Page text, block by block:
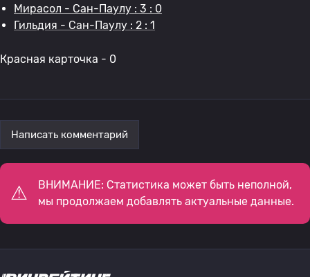
Мирасол - Сан-Паулу : 3 : 0
Гильдия - Сан-Паулу : 2 : 1
Красная карточка - 0
Написать комментарий
ВНИМАНИЕ: Статистика может быть неполной,
мы продолжаем добавлять актуальные данные.